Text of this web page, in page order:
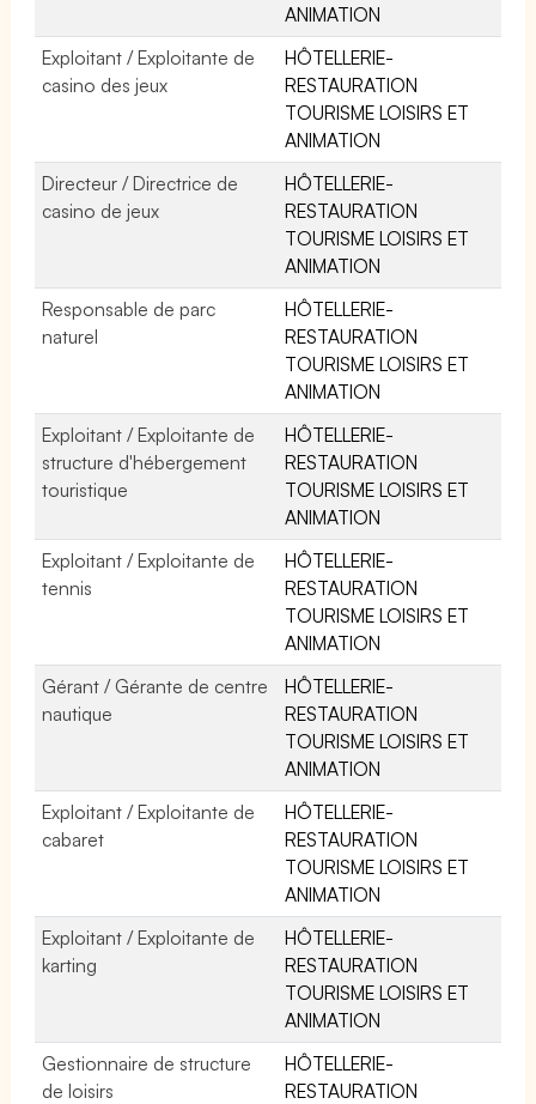
ANIMATION
Exploitant / Exploitante de
casino des jeux
HÔTELLERIE-
RESTAURATION
TOURISME LOISIRS ET
ANIMATION
Directeur / Directrice de
casino de jeux
HÔTELLERIE-
RESTAURATION
TOURISME LOISIRS ET
ANIMATION
Responsable de parc
naturel
HÔTELLERIE-
RESTAURATION
TOURISME LOISIRS ET
ANIMATION
Exploitant / Exploitante de
structure d'hébergement
touristique
HÔTELLERIE-
RESTAURATION
TOURISME LOISIRS ET
ANIMATION
Exploitant / Exploitante de
tennis
HÔTELLERIE-
RESTAURATION
TOURISME LOISIRS ET
ANIMATION
Gérant / Gérante de centre
nautique
HÔTELLERIE-
RESTAURATION
TOURISME LOISIRS ET
ANIMATION
Exploitant / Exploitante de
cabaret
HÔTELLERIE-
RESTAURATION
TOURISME LOISIRS ET
ANIMATION
Exploitant / Exploitante de
karting
HÔTELLERIE-
RESTAURATION
TOURISME LOISIRS ET
ANIMATION
Gestionnaire de structure
de loisirs
HÔTELLERIE-
RESTAURATION